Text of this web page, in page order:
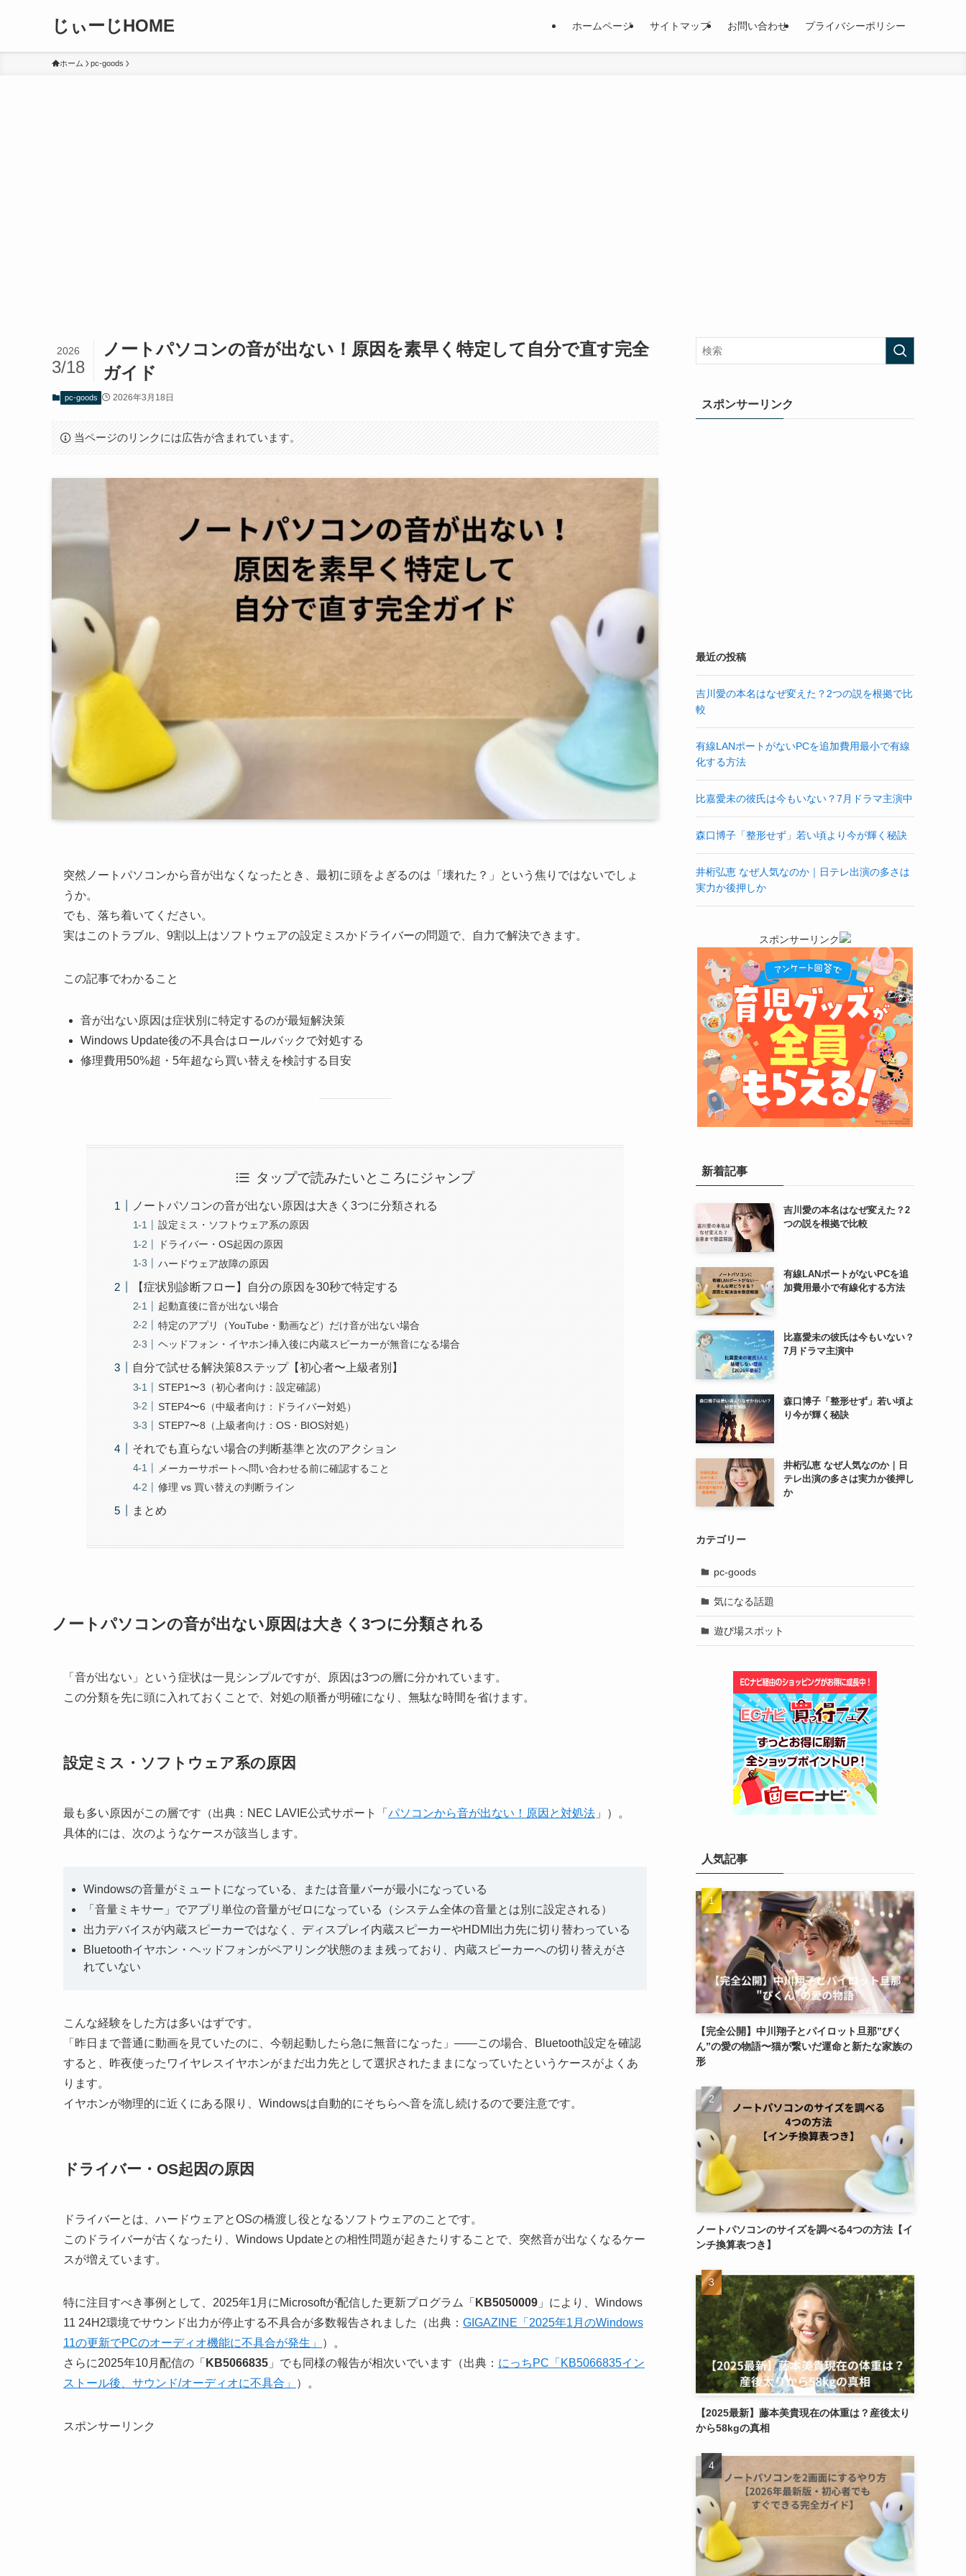
じぃーじHOME ホームページ サイトマップ お問い合わせ プライバシーポリシー
ホーム pc-goods
ノートパソコンの音が出ない！原因を素早く特定して自分で直す完全
ガイド
2026
3/18
pc-goods 2026年3月18日
当ページのリンクには広告が含まれています。
突然ノートパソコンから音が出なくなったとき、最初に頭をよぎるのは「壊れた？」という焦りではないでしょ
うか。
でも、落ち着いてください。
実はこのトラブル、9割以上はソフトウェアの設定ミスかドライバーの問題で、自力で解決できます。
この記事でわかること
音が出ない原因は症状別に特定するのが最短解決策
Windows Update後の不具合はロールバックで対処する
修理費用50%超・5年超なら買い替えを検討する目安
タップで読みたいところにジャンプ
ノートパソコンの音が出ない原因は大きく3つに分類される
設定ミス・ソフトウェア系の原因
ドライバー・OS起因の原因
ハードウェア故障の原因
【症状別診断フロー】自分の原因を30秒で特定する
起動直後に音が出ない場合
特定のアプリ（YouTube・動画など）だけ音が出ない場合
ヘッドフォン・イヤホン挿入後に内蔵スピーカーが無音になる場合
自分で試せる解決策8ステップ【初心者〜上級者別】
STEP1〜3（初心者向け：設定確認）
STEP4〜6（中級者向け：ドライバー対処）
STEP7〜8（上級者向け：OS・BIOS対処）
それでも直らない場合の判断基準と次のアクション
メーカーサポートへ問い合わせる前に確認すること
修理 vs 買い替えの判断ライン
まとめ
ノートパソコンの音が出ない原因は大きく3つに分類される
「音が出ない」という症状は一見シンプルですが、原因は3つの層に分かれています。
この分類を先に頭に入れておくことで、対処の順番が明確になり、無駄な時間を省けます。
設定ミス・ソフトウェア系の原因
最も多い原因がこの層です（出典：NEC LAVIE公式サポート「 パソコンから音が出ない！原因と対処法 」）。
具体的には、次のようなケースが該当します。
Windowsの音量がミュートになっている、または音量バーが最小になっている
「音量ミキサー」でアプリ単位の音量がゼロになっている（システム全体の音量とは別に設定される）
出力デバイスが内蔵スピーカーではなく、ディスプレイ内蔵スピーカーやHDMI出力先に切り替わっている
Bluetoothイヤホン・ヘッドフォンがペアリング状態のまま残っており、内蔵スピーカーへの切り替えがさ
れていない
こんな経験をした方は多いはずです。
「昨日まで普通に動画を見ていたのに、今朝起動したら急に無音になった」——この場合、Bluetooth設定を確認
すると、昨夜使ったワイヤレスイヤホンがまだ出力先として選択されたままになっていたというケースがよくあ
ります。
イヤホンが物理的に近くにある限り、Windowsは自動的にそちらへ音を流し続けるので要注意です。
ドライバー・OS起因の原因
ドライバーとは、ハードウェアとOSの橋渡し役となるソフトウェアのことです。
このドライバーが古くなったり、Windows Updateとの相性問題が起きたりすることで、突然音が出なくなるケー
スが増えています。
特に注目すべき事例として、2025年1月にMicrosoftが配信した更新プログラム「 KB5050009 」により、Windows
11 24H2環境でサウンド出力が停止する不具合が多数報告されました（出典： GIGAZINE「2025年1月のWindows
11の更新でPCのオーディオ機能に不具合が発生」
）。
さらに2025年10月配信の「 KB5066835 」でも同様の報告が相次いでいます（出典： にっちPC「KB5066835イン
ストール後、サウンド/オーディオに不具合」
）。
スポンサーリンク
スポンサーリンク
最近の投稿
吉川愛の本名はなぜ変えた？2つの説を根拠で比
較
有線LANポートがないPCを追加費用最小で有線
化する方法
比嘉愛未の彼氏は今もいない？7月ドラマ主演中
森口博子「整形せず」若い頃より今が輝く秘訣
井桁弘恵 なぜ人気なのか｜日テレ出演の多さは
実力か後押しか
スポンサーリンク
新着記事
吉川愛の本名はなぜ変えた？2
つの説を根拠で比較
有線LANポートがないPCを追
加費用最小で有線化する方法
比嘉愛未の彼氏は今もいない？
7月ドラマ主演中
森口博子「整形せず」若い頃よ
り今が輝く秘訣
井桁弘恵 なぜ人気なのか｜日
テレ出演の多さは実力か後押し
か
カテゴリー
pc-goods
気になる話題
遊び場スポット
人気記事
【完全公開】中川翔子とパイロット旦那”ぴく
ん”の愛の物語〜猫が繋いだ運命と新たな家族の
形
ノートパソコンのサイズを調べる4つの方法【イ
ンチ換算表つき】
【2025最新】藤本美貴現在の体重は？産後太り
から58kgの真相